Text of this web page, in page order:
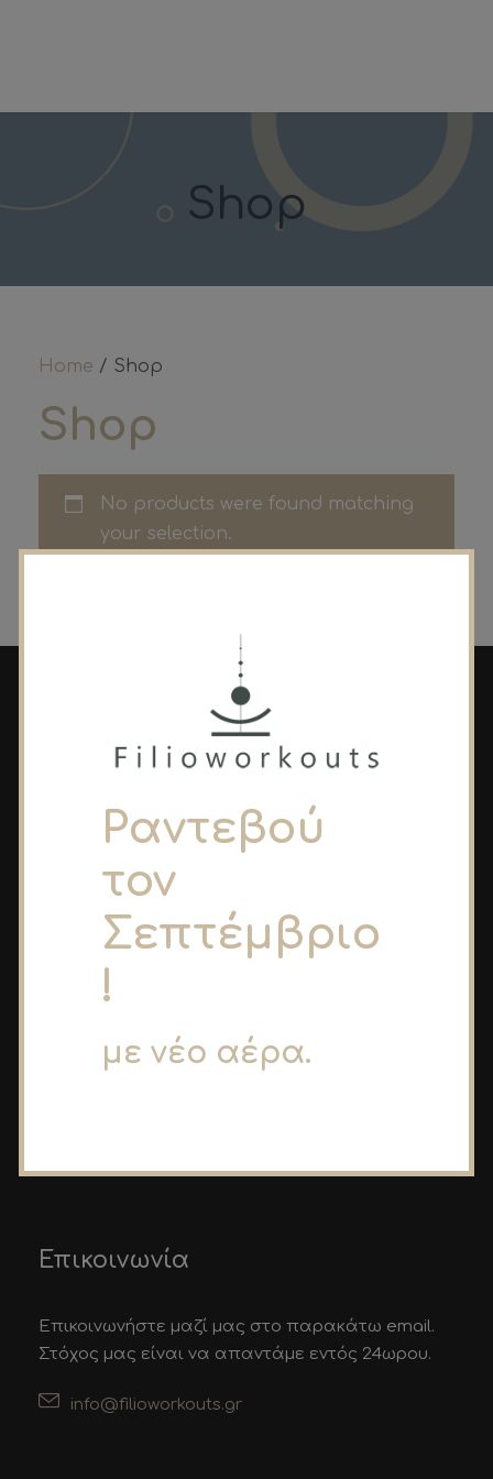
Shop
Home / Shop
Shop
No products were found matching
your selection.
FilioLou – Fitness Workouts
Τρόποι Πληρωμής
Επικοινωνία
Επικοινωνήστε μαζί μας στο παρακάτω email.
Στόχος μας είναι να απαντάμε εντός 24ωρου.
info@filioworkouts.gr
Ραντεβού
τον
Σεπτέμβριο
!
με νέο αέρα.